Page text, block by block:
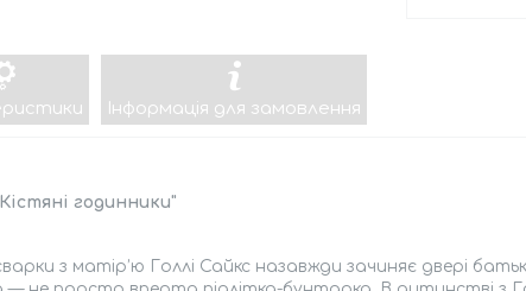
Інформація для замовлення
годинники"
сварки з матір’ю Голлі Сайкс назавжди зачиняє двері